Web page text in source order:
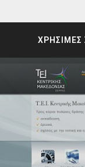
ΧΡΗΣΙΜΕΣ